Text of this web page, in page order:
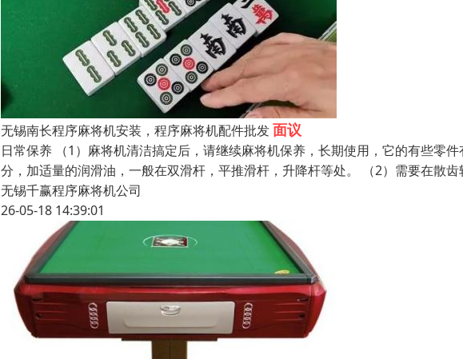
无锡南长程序麻将机安装，程序麻将机配件批发面议
日常保养 （1）麻将机清洁搞定后，请继续麻将机保养，长期使用，它的有些零
分，加适量的润滑油，一般在双滑杆，平推滑杆，升降杆等处。 （2）需要在散
无锡千赢程序麻将机公司
26-05-18 14:39:01